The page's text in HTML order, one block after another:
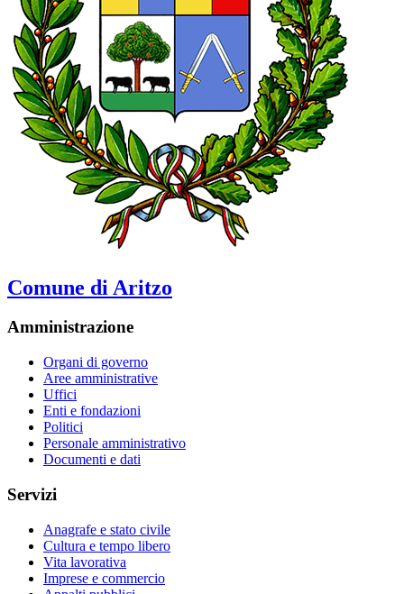
Comune di Aritzo
Amministrazione
Organi di governo
Aree amministrative
Uffici
Enti e fondazioni
Politici
Personale amministrativo
Documenti e dati
Servizi
Anagrafe e stato civile
Cultura e tempo libero
Vita lavorativa
Imprese e commercio